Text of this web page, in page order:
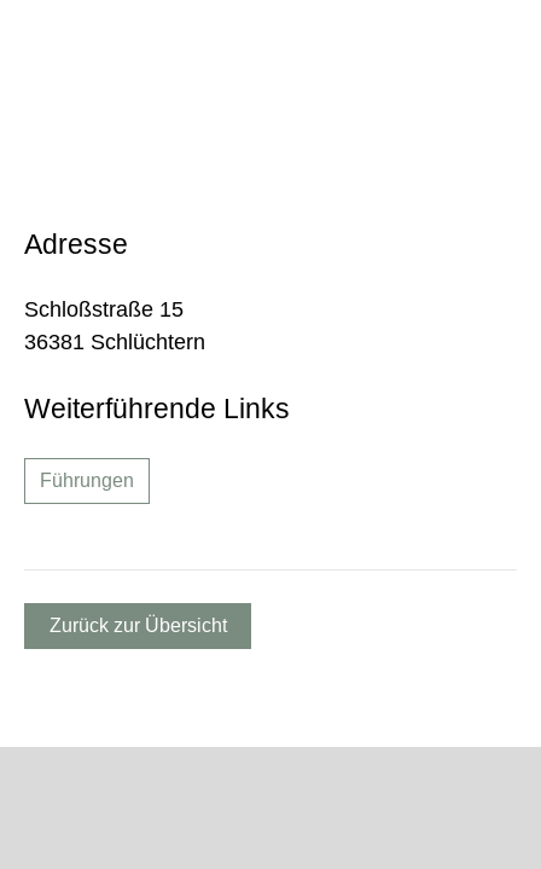
Adresse
Schloßstraße 15
36381 Schlüchtern
Weiterführende Links
Führungen
Zurück zur Übersicht